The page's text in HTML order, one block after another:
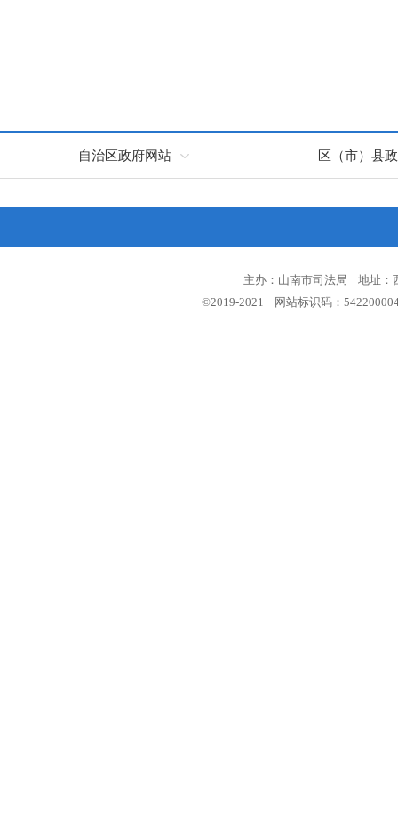
自治区政府网站 区（市）县
主办：山南市司法局 地址：
©2019-2021 网站标识码：